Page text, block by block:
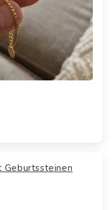
Geburtssteinen